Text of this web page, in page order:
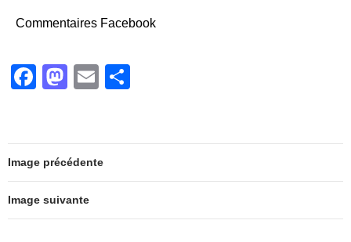
c
e
b
k
st
o
d
ail ta
Commentaires Facebook
F
e
b
o
o
M
o
d
o
n
E
g
er
Image précédente
Image suivante